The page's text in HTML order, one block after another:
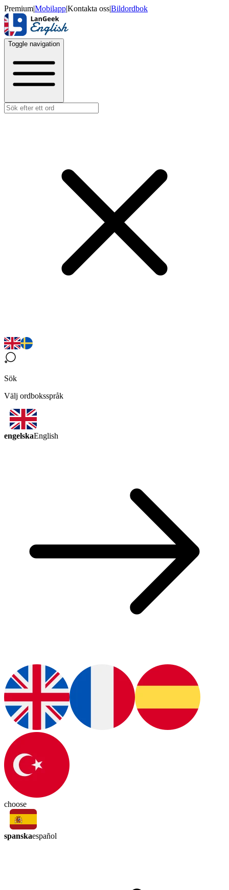
Premium|Mobilapp|Kontakta oss|Bildordbok
Toggle navigation
Sök
Välj ordboksspråk
engelskaEnglish
choose
spanskaespañol